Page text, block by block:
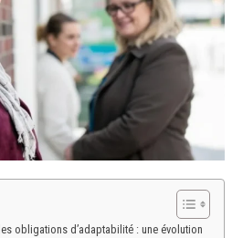
obligations d’adaptabilité : une évolution